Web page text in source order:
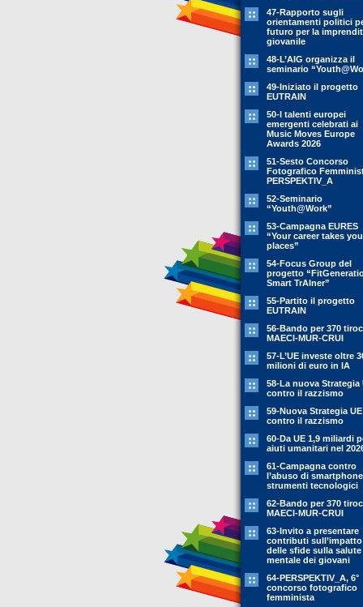
47-Rapporto sugli
orientamenti politici
futuro per la
giovanile
48-L’AIG organizza il
seminario
49-Iniziato il progetto
EUTRAIN
50-I talenti europei
emergenti celebrati ai
Music Moves Europe
Awards 2026
51-Sesto Concorso
Fotografico
PERSPEKTIV_A
52-Seminario
“Youth@Work”
53-Campagna EURES
“Your career takes you
places”
54-Focus Group del
progetto
Smart TrAIner”
55-Partito il progetto
EUTRAIN
56-Bando per 370
MAECI-MUR-CRUI
57-L’UE investe oltre
milioni di euro in IA
58-La nuova Strategia
contro il razzismo
59-Nuova Strategia UE
contro il razzismo
60-Da UE 1,9 miliardi
aiuti umanitari nel
61-Campagna contro
l’abuso di
strumenti tecnologici
62-Bando per 370
MAECI-MUR-CRUI
63-Invito a presentare
contributi sull’impatto
delle sfide sulla salute
mentale dei giovani
64-PERSPEKTIV_A, 6°
concorso fotografico
femminista